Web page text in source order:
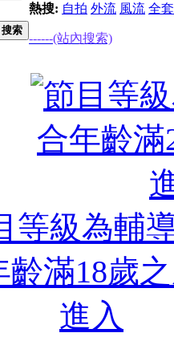
搜索
熱搜: 自拍 外流 風流 全套
------(站內搜索)